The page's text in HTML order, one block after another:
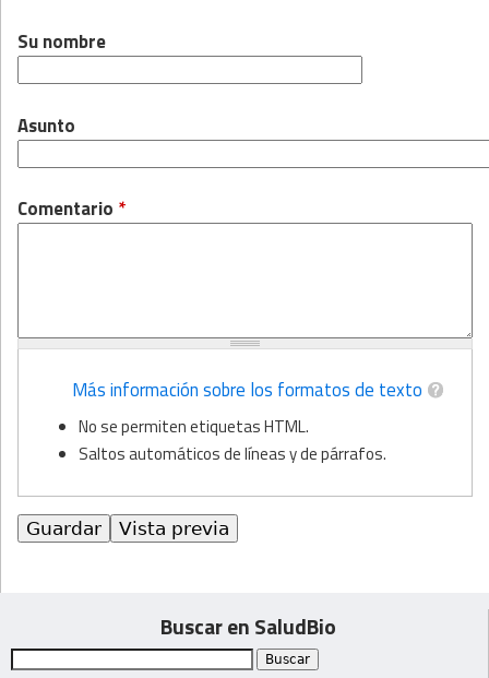
Su nombre
Asunto
Comentario *
Más información sobre los formatos de texto
No se permiten etiquetas HTML.
Saltos automáticos de líneas y de párrafos.
Buscar en SaludBio